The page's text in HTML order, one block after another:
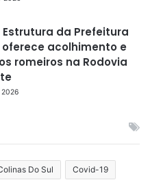
Estrutura da Prefeitura
acolhimento e
romeiros na Rodovia
Do Sul Covid-19